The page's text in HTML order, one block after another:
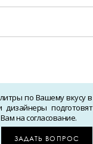
по Вашему вкусу в
подготовят
на согласование.
ЗАДАТЬ ВОПРОС